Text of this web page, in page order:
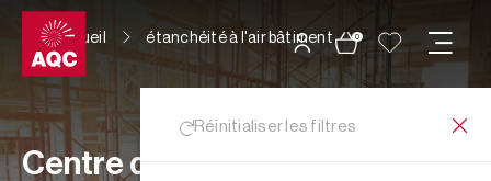
Panneau de gestion des cookies
0
Accueil étanchéité à l'air bâtiment
Réinitialiser les filtres
Centre de ressources